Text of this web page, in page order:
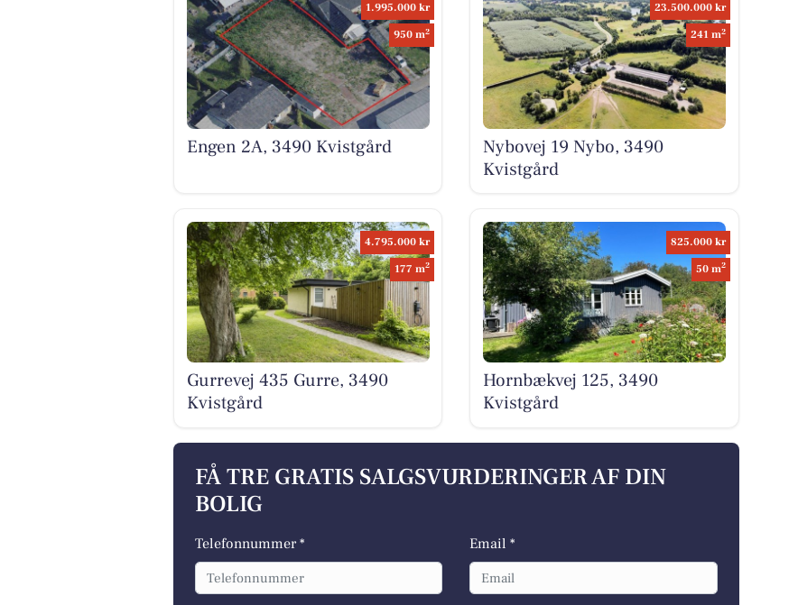
1.995.000 kr
950 m2
Engen 2A, 3490 Kvistgård
23.500.000 kr
241 m2
Nybovej 19 Nybo, 3490
Kvistgård
4.795.000 kr
177 m2
Gurrevej 435 Gurre, 3490
Kvistgård
825.000 kr
50 m2
Hornbækvej 125, 3490
Kvistgård
FÅ TRE GRATIS SALGSVURDERINGER AF DIN
BOLIG
Telefonnummer * Email *